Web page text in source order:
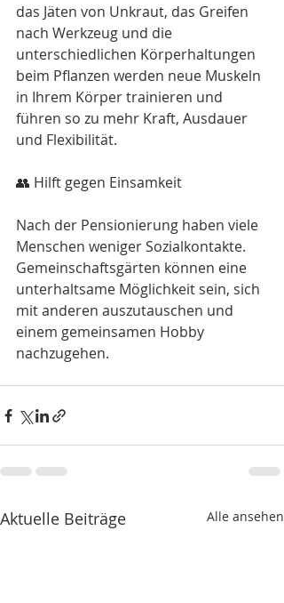
das Jäten von Unkraut, das Greifen
nach Werkzeug und die
unterschiedlichen Körperhaltungen
beim Pflanzen werden neue Muskeln
in Ihrem Körper trainieren und
führen so zu mehr Kraft, Ausdauer
und Flexibilität.
👥 Hilft gegen Einsamkeit
Nach der Pensionierung haben viele
Menschen weniger Sozialkontakte.
Gemeinschaftsgärten können eine
unterhaltsame Möglichkeit sein, sich
mit anderen auszutauschen und
einem gemeinsamen Hobby
nachzugehen.
Aktuelle Beiträge Alle ansehen